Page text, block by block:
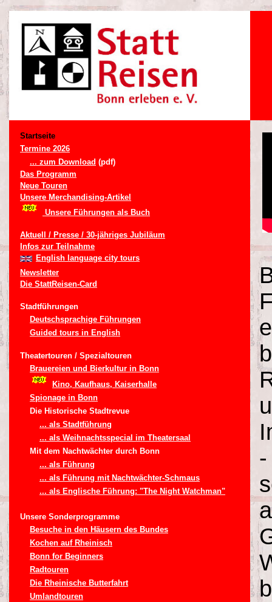
Startseite
Termine 2026
... zum Download (pdf)
Das Programm
Neue Touren
Unsere Merchandising-Artikel
Unsere Führungen als Buch
Aktuell / Presse / 30-jähriges Jubiläum
Infos zur Teilnahme
English language city tours
Newsletter
Die StattReisen-Card
Stadtführungen
Deutschsprachige Führungen
Guided tours in English
Theatertouren / Spezialtouren
Brauereien und Bierkultur in Bonn
Kino, Kaufhaus, Kaiserhalle
Spionage in Bonn
Die Historische Stadtrevue
... als Stadtführung
... als Weihnachtsspecial im Theatersaal
Mit dem Nachtwächter durch Bonn
... als Führung
... als Führung mit Nachtwächter-Schmaus
... als Englische Führung: "The Night Watchman"
Unsere Sonderprogramme
Besuche in den Häusern des Bundes
Kochen auf Rheinisch
Bonn for Beginners
Radtouren
Die Rheinische Butterfahrt
Umlandtouren